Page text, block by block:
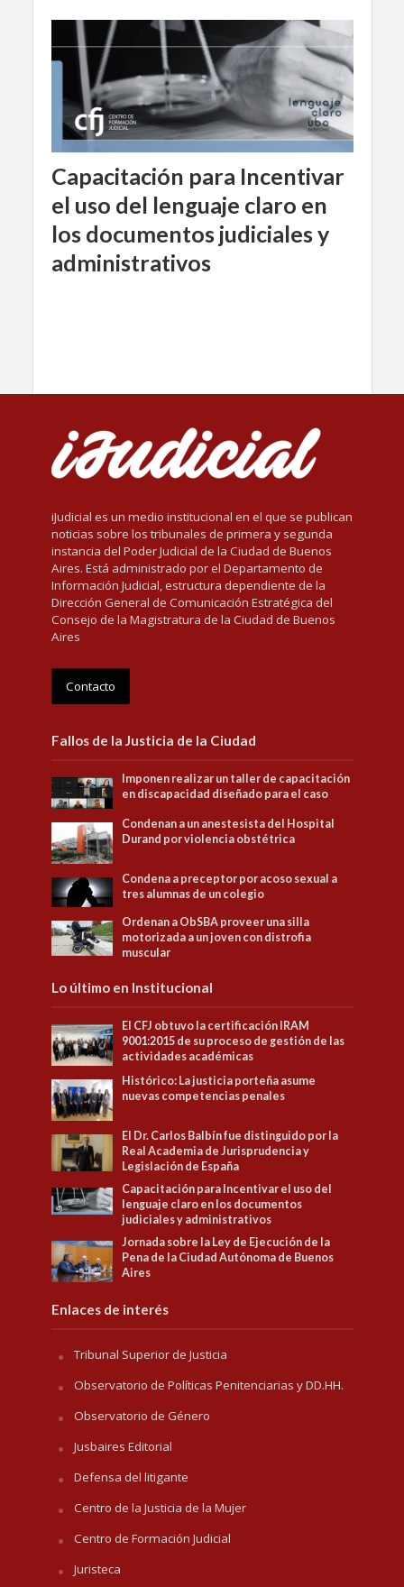
Capacitación para Incentivar
el uso del lenguaje claro en
los documentos judiciales y
administrativos
iJudicial es un medio institucional en el que se publican
noticias sobre los tribunales de primera y segunda
instancia del Poder Judicial de la Ciudad de Buenos
Aires. Está administrado por el Departamento de
Información Judicial, estructura dependiente de la
Dirección General de Comunicación Estratégica del
Consejo de la Magistratura de la Ciudad de Buenos
Aires
Contacto
Fallos de la Justicia de la Ciudad
Imponen realizar un taller de capacitación
en discapacidad diseñado para el caso
Condenan a un anestesista del Hospital
Durand por violencia obstétrica
Condena a preceptor por acoso sexual a
tres alumnas de un colegio
Ordenan a ObSBA proveer una silla
motorizada a un joven con distrofia
muscular
Lo último en Institucional
El CFJ obtuvo la certificación IRAM
9001:2015 de su proceso de gestión de las
actividades académicas
Histórico: La justicia porteña asume
nuevas competencias penales
El Dr. Carlos Balbín fue distinguido por la
Real Academia de Jurisprudencia y
Legislación de España
Capacitación para Incentivar el uso del
lenguaje claro en los documentos
judiciales y administrativos
Jornada sobre la Ley de Ejecución de la
Pena de la Ciudad Autónoma de Buenos
Aires
Enlaces de interés
Tribunal Superior de Justicia
Observatorio de Políticas Penitenciarias y DD.HH.
Observatorio de Género
Jusbaires Editorial
Defensa del litigante
Centro de la Justicia de la Mujer
Centro de Formación Judicial
Juristeca